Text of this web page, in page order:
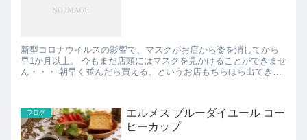
新型コロナウイルスの影響で、マスクがお店から姿を消してから
早1か月以上。 今もまだ店頭にはマスクを見かけることができませ
ん・・・ 朝早く並んだら買える、というお店もちらほら出てきて
ブログ
エルメス ブルーダイユール コー
ヒーカップ